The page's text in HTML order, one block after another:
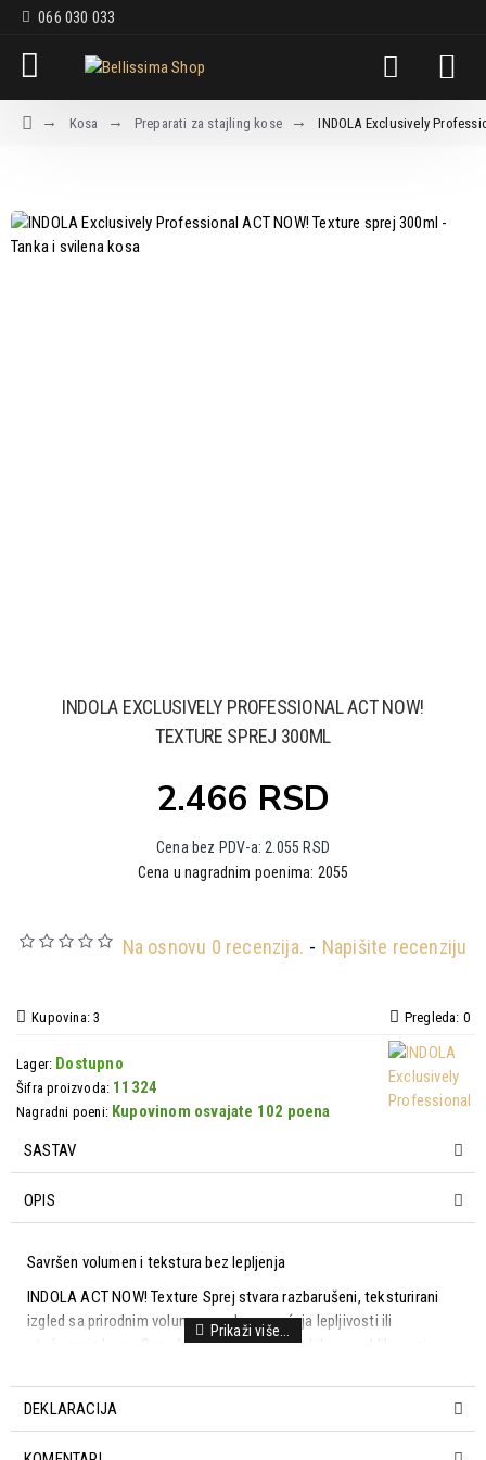
066 030 033
Kosa Preparati za stajling kose INDOLA Exclusively
INDOLA EXCLUSIVELY PROFESSIONAL ACT NOW!
TEXTURE SPREJ 300ML
Lager: Dostupno
Šifra proizvoda: 11324
Nagradni poeni: Kupovinom osvajate 102 poena
Kupovina: 3 Pregleda: 0
Na osnovu 0 recenzija. - Napišite recenziju
2.466 RSD
Cena bez PDV-a: 2.055 RSD
Cena u nagradnim poenima: 2055
SASTAV
OPIS
Savršen volumen i tekstura bez lepljenja
INDOLA ACT NOW! Texture Sprej stvara razbarušeni, teksturirani
izgled sa prirodnim volumenom, bez osećaja lepljivosti ili
otežavanja kose. Suva formula omogućava lako preoblikovanje
tipove kose, a posebno za dugu kosu.
Benefiti:
DEKLARACIJA